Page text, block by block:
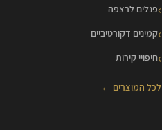
פנלים לרצפה
קמינים דקורטיביים
חיפויי קירות
לכל המוצרים ←